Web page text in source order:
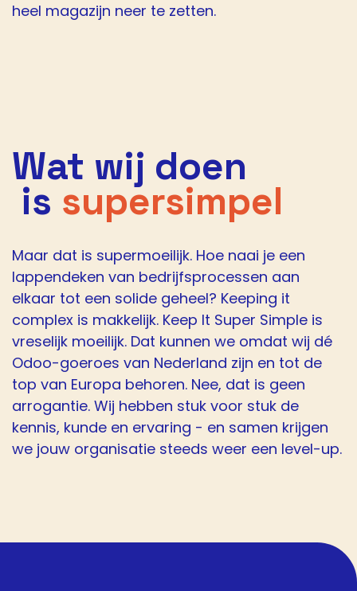
heel magazijn neer te zetten.
Wat wij doen
is supersimpel
Maar dat is supermoeilijk. Hoe naai je een
lappendeken van bedrijfsprocessen aan
elkaar tot een solide geheel? Keeping it
complex is makkelijk. Keep It Super Simple is
vreselijk moeilijk. Dat kunnen we omdat wij dé
Odoo-goeroes van Nederland zijn en tot de
top van Europa behoren. Nee, dat is geen
arrogantie. Wij hebben stuk voor stuk de
kennis, kunde en ervaring - en samen krijgen
we jouw organisatie steeds weer een level-up.